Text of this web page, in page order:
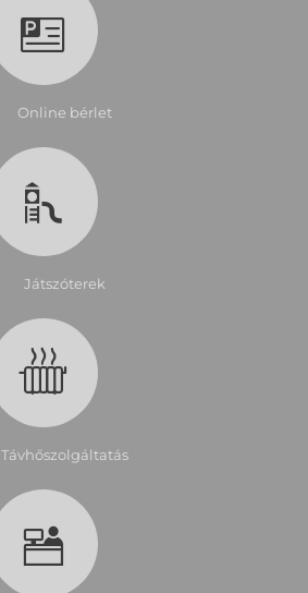
Online bérlet
Játszóterek
Távhőszolgáltatás